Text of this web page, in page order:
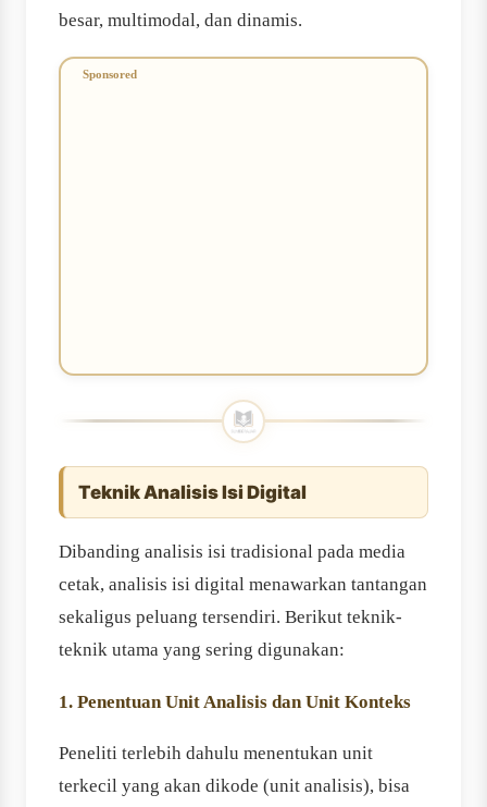
besar, multimodal, dan dinamis.
Teknik Analisis Isi Digital
Dibanding analisis isi tradisional pada media
cetak, analisis isi digital menawarkan tantangan
sekaligus peluang tersendiri. Berikut teknik-
teknik utama yang sering digunakan:
1. Penentuan Unit Analisis dan Unit Konteks
Peneliti terlebih dahulu menentukan unit
terkecil yang akan dikode (unit analisis), bisa